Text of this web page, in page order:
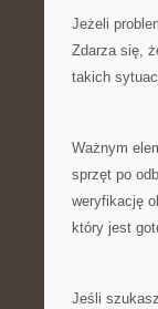
Jeżeli
Zdarza się,
takich
Ważnym
sprzęt po
weryfikację
który jest
Jeśli